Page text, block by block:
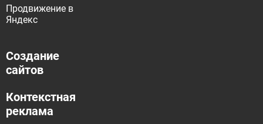
Продвижение в
Яндекс
Создание
сайтов
Контекстная
реклама